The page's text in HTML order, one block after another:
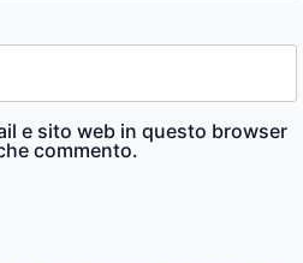
e sito web in questo browser
commento.